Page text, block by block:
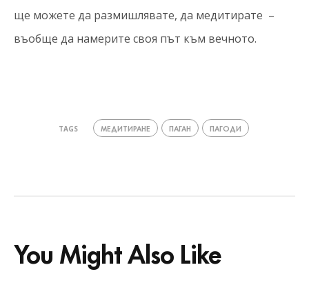
ще можете да размишлявате, да медитирате –
въобще да намерите своя път към вечното.
TAGS МЕДИТИРАНЕ ПАГАН ПАГОДИ
You Might Also Like